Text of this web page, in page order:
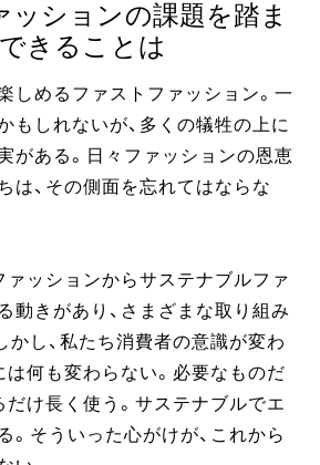
ッションの課題を踏ま
きることは
しめるファストファッション。一
もしれないが、多くの犠牲の上に
がある。日々ファッションの恩恵
は、その側面を忘れてはならな
ァッションからサステナブルファ
動きがあり、さまざまな取り組み
かし、私たち消費者の意識が変わ
は何も変わらない。必要なものだ
だけ長く使う。サステナブルでエ
。そういった心がけが、これから